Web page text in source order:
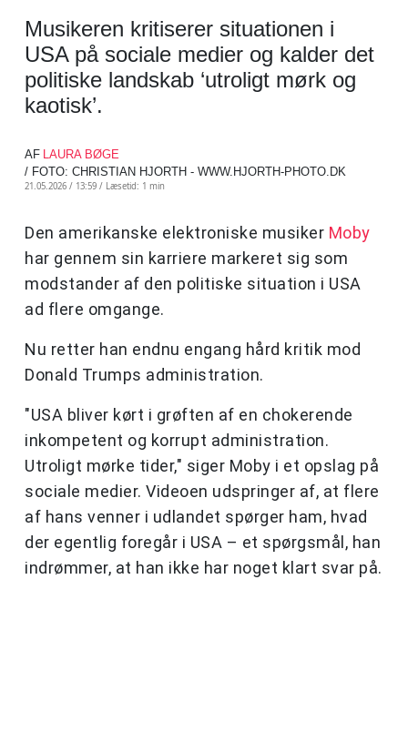
Musikeren kritiserer situationen i
USA på sociale medier og kalder det
politiske landskab ‘utroligt mørk og
kaotisk’.
AF LAURA BØGE
/ FOTO: CHRISTIAN HJORTH - WWW.HJORTH-PHOTO.DK
21.05.2026 / 13:59 / Læsetid: 1 min
Den amerikanske elektroniske musiker Moby
har gennem sin karriere markeret sig som
modstander af den politiske situation i USA
ad flere omgange.
Nu retter han endnu engang hård kritik mod
Donald Trumps administration.
"USA bliver kørt i grøften af en chokerende
inkompetent og korrupt administration.
Utroligt mørke tider," siger Moby i et opslag på
sociale medier. Videoen udspringer af, at flere
af hans venner i udlandet spørger ham, hvad
der egentlig foregår i USA – et spørgsmål, han
indrømmer, at han ikke har noget klart svar på.